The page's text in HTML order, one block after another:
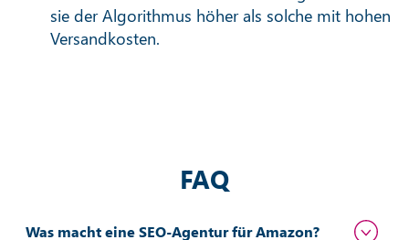
sie der Algorithmus höher als solche mit hohen
Versandkosten.
FAQ
Was macht eine SEO-Agentur für Amazon?